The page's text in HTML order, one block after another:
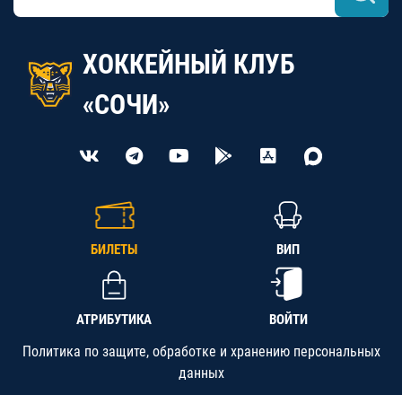
ХОККЕЙНЫЙ КЛУБ
«СОЧИ»
БИЛЕТЫ ВИП
АТРИБУТИКА ВОЙТИ
Политика по защите, обработке и хранению персональных
данных